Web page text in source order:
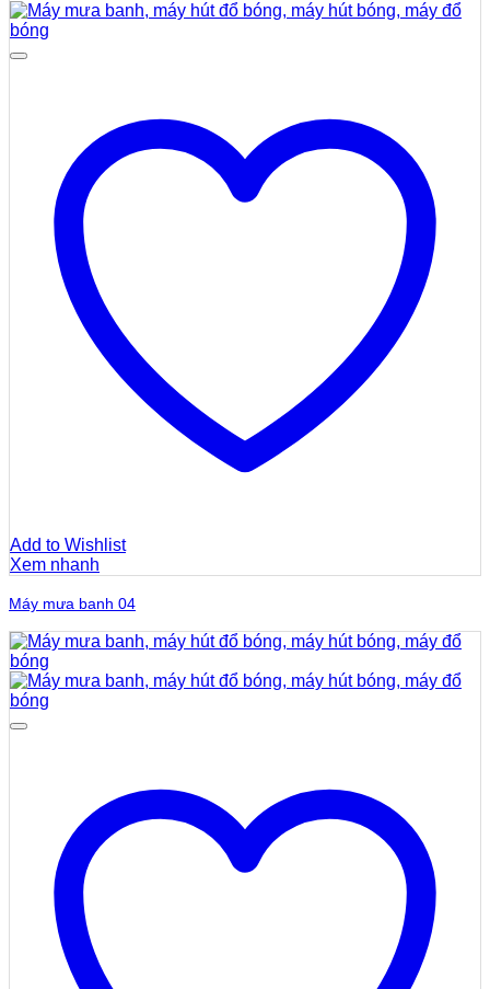
Add to Wishlist
Xem nhanh
Máy mưa banh 04